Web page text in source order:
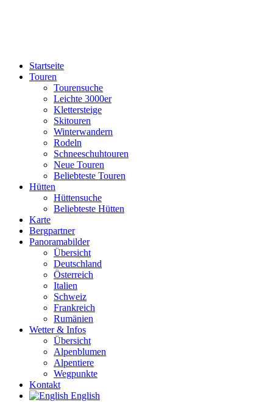
Startseite
Touren
Tourensuche
Leichte 3000er
Klettersteige
Skitouren
Winterwandern
Rodeln
Schneeschuhtouren
Neue Touren
Beliebteste Touren
Hütten
Hüttensuche
Beliebteste Hütten
Karte
Bergpartner
Panoramabilder
Übersicht
Deutschland
Österreich
Italien
Schweiz
Frankreich
Rumänien
Wetter & Infos
Übersicht
Alpenblumen
Alpentiere
Wegpunkte
Kontakt
English